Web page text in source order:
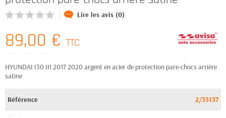
Lire les avis (0)
89,00 € TTC
HYUNDAI I30 III 2017 2020 argent en acier de protection pare-chocs arrière
satine
Référence 2/35137